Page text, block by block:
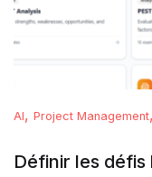
AI, Project Management,
Définir les défis